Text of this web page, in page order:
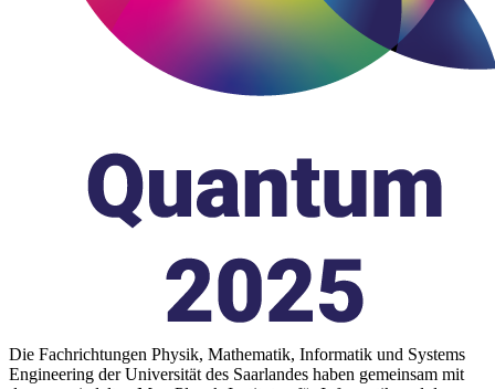
Die Fachrichtungen Physik, Mathematik, Informatik und Systems
Engineering der Universität des Saarlandes haben gemeinsam mit